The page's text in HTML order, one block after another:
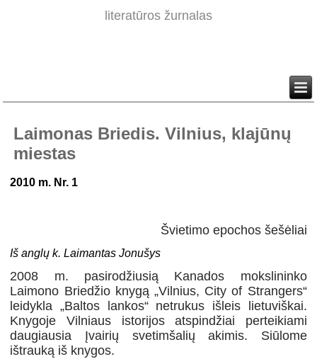
literatūros žurnalas
Laimonas Briedis. Vilnius, klajūnų
miestas
2010 m. Nr. 1
Švietimo epochos šešėliai
Iš anglų k. Laimantas Jonušys
2008 m. pasirodžiusią Kanados mokslininko
Laimono Briedžio knygą „Vilnius, City of Strangers“
leidykla „Baltos lankos“ netrukus išleis lietuviškai.
Knygoje Vilniaus istorijos atspindžiai perteikiami
daugiausia Įvairių svetimšalių akimis. Siūlome
ištrauką iš knygos.